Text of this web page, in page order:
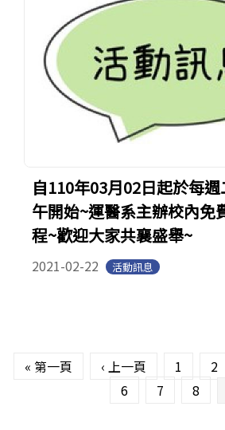
自110年03月02日起於每
午開始~運醫系主辦校內免
程~歡迎大家共襄盛舉~
2021-02-22 活動訊息
« 第一頁 ‹ 上一頁 1 2
6
7 8